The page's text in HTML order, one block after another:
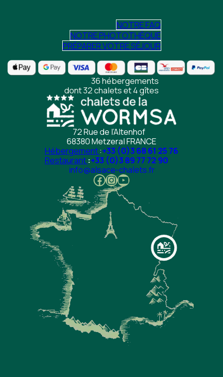
NOTRE FAQ
NOTRE PHOTOTHÈQUE
PRÉPARER VOTRE SÉJOUR
36 hébergements
dont 32 chalets et 4 gîtes
72 Rue de l’Altenhof
68380 Metzeral FRANCE
Hébergement:+33 (0)3 68 61 25 76
Restaurant :+33 (0)3 89 77 72 90
info@alsace-chalets.fr
Facebook InstagramYoutube